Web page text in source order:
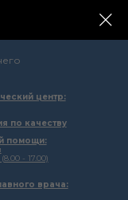
центр:
по качеству
помощи:
- 17.00)
врача: